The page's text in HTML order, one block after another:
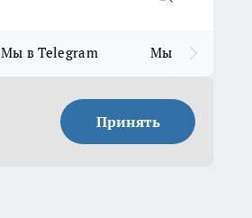
Мы в Telegram Мы в MAX
Принять